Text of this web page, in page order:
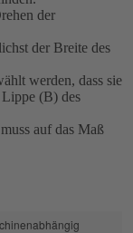
der
der Breite des
werden, dass sie
(B) des
auf das Maß